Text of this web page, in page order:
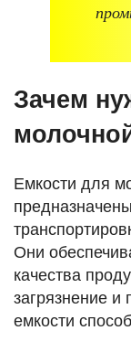
Зачем
Емкости для
Они
качества
загрязнение
емкости